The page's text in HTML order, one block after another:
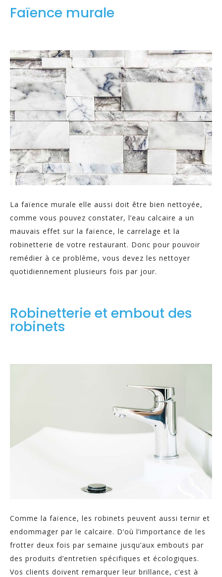
Faïence murale
La faïence murale elle aussi doit être bien nettoyée,
comme vous pouvez constater, l’eau calcaire a un
mauvais effet sur la faïence, le carrelage et la
robinetterie de votre restaurant. Donc pour pouvoir
remédier à ce problème, vous devez les nettoyer
quotidiennement plusieurs fois par jour.
Robinetterie et embout des
robinets
Comme la faïence, les robinets peuvent aussi ternir et
endommager par le calcaire. D’où l’importance de les
frotter deux fois par semaine jusqu’aux embouts par
des produits d’entretien spécifiques et écologiques.
Vos clients doivent remarquer leur brillance, c’est à